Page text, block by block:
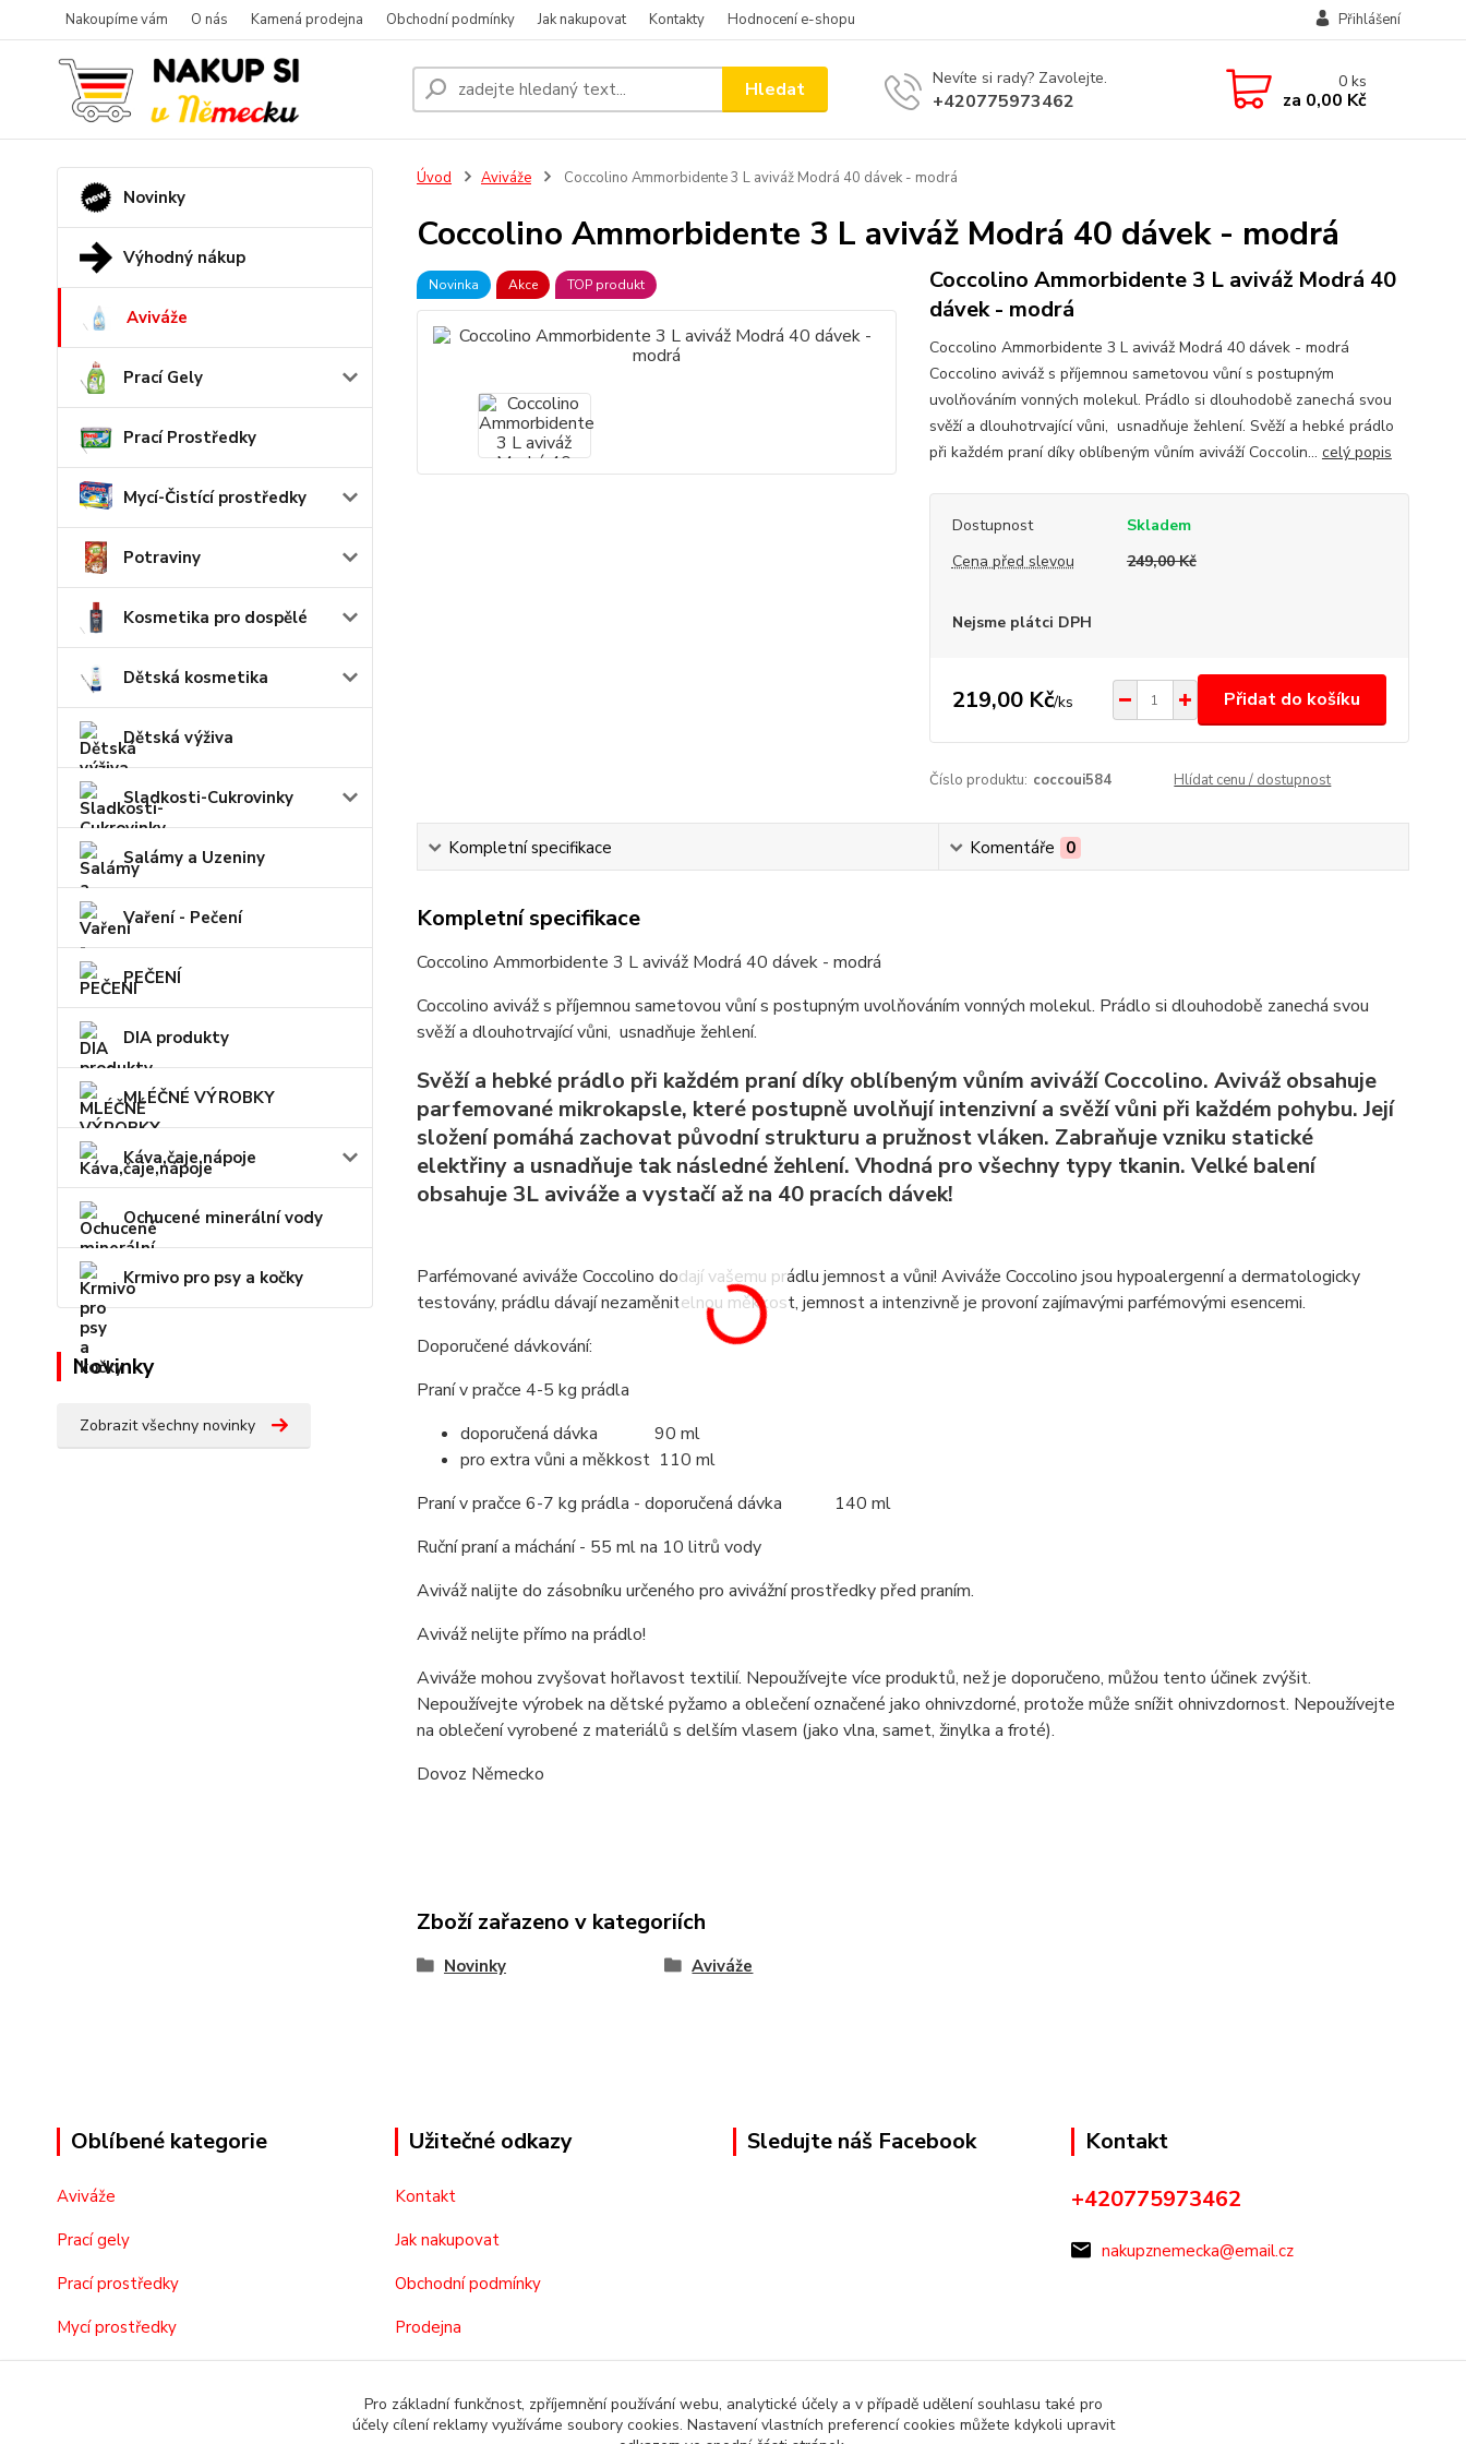
Nakoupíme vám O nás Kamená prodejna Obchodní podmínky Jak nakupovat Kontakty Hodnocení e-shopu Přihlášení
Hledat Nevíte si rady? Zavolejte.
+420775973462
0ks
za 0,00 Kč
Novinky
Výhodný nákup
Aviváže
Prací Gely
Prací Prostředky
Mycí-Čistící prostředky
Potraviny
Kosmetika pro dospělé
Dětská kosmetika
Dětská výživa
Sladkosti-Cukrovinky
Salámy a Uzeniny
Vaření - Pečení
PEČENÍ
DIA produkty
MLÉČNÉ VÝROBKY
Káva,čaje,nápoje
Ochucené minerální vody
Krmivo pro psy a kočky
Novinky
Zobrazit všechny novinky
Úvod Aviváže Coccolino Ammorbidente 3 L aviváž Modrá 40 dávek - modrá
Coccolino Ammorbidente 3 L aviváž Modrá 40 dávek - modrá
Novinka Akce TOP produkt
Coccolino Ammorbidente 3 L aviváž Modrá 40
dávek - modrá
Coccolino Ammorbidente 3 L aviváž Modrá 40 dávek - modrá
Coccolino aviváž s příjemnou sametovou vůní s postupným
uvolňováním vonných molekul. Prádlo si dlouhodobě zanechá svou
svěží a dlouhotrvající vůni, usnadňuje žehlení. Svěží a hebké prádlo
při každém praní díky oblíbeným vůním aviváží Coccolin... celý popis
Dostupnost
Skladem
Cena před slevou
249,00 Kč
Nejsme plátci DPH
219,00 Kč/ks Přidat do košíku
Číslo produktu: coccoui584 Hlídat cenu / dostupnost
Kompletní specifikace Komentáře 0
Kompletní specifikace
Coccolino Ammorbidente 3 L aviváž Modrá 40 dávek - modrá
Coccolino aviváž s příjemnou sametovou vůní s postupným uvolňováním vonných molekul. Prádlo si dlouhodobě zanechá svou
svěží a dlouhotrvající vůni, usnadňuje žehlení.
Svěží a hebké prádlo při každém praní díky oblíbeným vůním aviváží Coccolino. Aviváž obsahuje
parfemované mikrokapsle, které postupně uvolňují intenzivní a svěží vůni při každém pohybu. Její
složení pomáhá zachovat původní strukturu a pružnost vláken. Zabraňuje vzniku statické
elektřiny a usnadňuje tak následné žehlení. Vhodná pro všechny typy tkanin. Velké balení
obsahuje 3L aviváže a vystačí až na 40 pracích dávek!
Parfémované aviváže Coccolino dodají vašemu prádlu jemnost a vůni! Aviváže Coccolino jsou hypoalergenní a dermatologicky
testovány, prádlu dávají nezaměnitelnou měkkost, jemnost a intenzivně je provoní zajímavými parfémovými esencemi.
Doporučené dávkování:
Praní v pračce 4-5 kg prádla
doporučená dávka 90 ml
pro extra vůni a měkkost 110 ml
Praní v pračce 6-7 kg prádla - doporučená dávka 140 ml
Ruční praní a máchání - 55 ml na 10 litrů vody
Aviváž nalijte do zásobníku určeného pro avivážní prostředky před praním.
Aviváž nelijte přímo na prádlo!
Aviváže mohou zvyšovat hořlavost textilií. Nepoužívejte více produktů, než je doporučeno, můžou tento účinek zvýšit.
Nepoužívejte výrobek na dětské pyžamo a oblečení označené jako ohnivzdorné, protože může snížit ohnivzdornost. Nepoužívejte
na oblečení vyrobené z materiálů s delším vlasem (jako vlna, samet, žinylka a froté).
Dovoz Německo
Zboží zařazeno v kategoriích
Novinky Aviváže
Oblíbené kategorie
Aviváže
Prací gely
Prací prostředky
Mycí prostředky
Užitečné odkazy
Kontakt
Jak nakupovat
Obchodní podmínky
Prodejna
Sledujte náš Facebook
Kontakt
+420775973462
nakupznemecka@email.cz
Pro základní funkčnost, zpříjemnění používání webu, analytické účely a v případě udělení souhlasu také pro
účely cílení reklamy využíváme soubory cookies. Nastavení vlastních preferencí cookies můžete kdykoli upravit